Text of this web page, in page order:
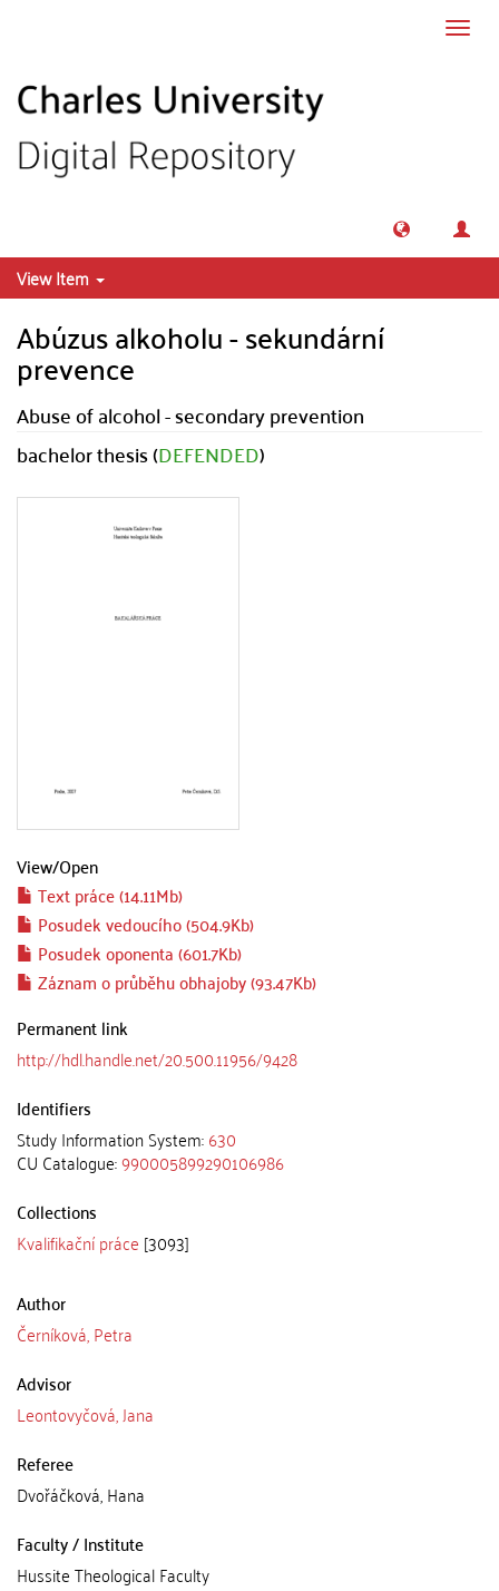
View Item
Abúzus alkoholu - sekundární
prevence
Abuse of alcohol - secondary prevention
bachelor thesis (DEFENDED)
View/Open
Text práce (14.11Mb)
Posudek vedoucího (504.9Kb)
Posudek oponenta (601.7Kb)
Záznam o průběhu obhajoby (93.47Kb)
Permanent link
http://hdl.handle.net/20.500.11956/9428
Identifiers
Study Information System:630
CU Catalogue:990005899290106986
Collections
Kvalifikační práce [3093]
Author
Černíková, Petra
Advisor
Leontovyčová, Jana
Referee
Dvořáčková, Hana
Faculty / Institute
Hussite Theological Faculty